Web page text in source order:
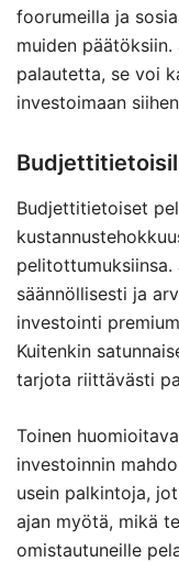
foorumeilla ja
muiden
palautetta, se voi
investoimaan
Budjettitietoiset
säännöllisesti ja
investointi
Kuitenkin
tarjota riittävästi
Toinen
investoinnin
usein palkintoja,
ajan myötä, mikä
omistautuneille